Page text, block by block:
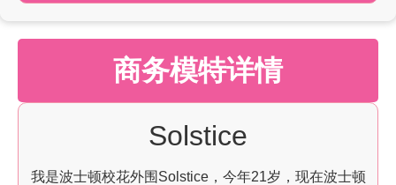
商务模特详情
Solstice
我是波士顿校花外围Solstice，今年21岁，现在波士顿